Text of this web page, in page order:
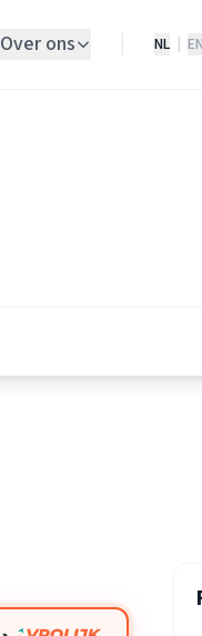
Over ons NL EN